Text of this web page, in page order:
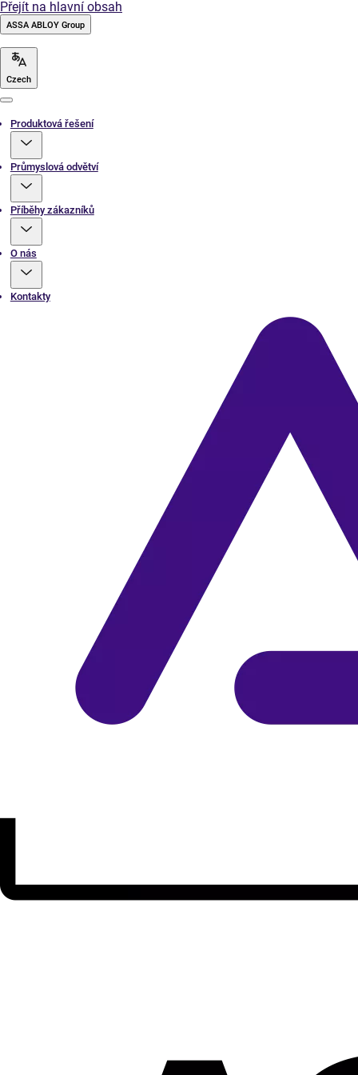
Přejít na hlavní obsah
ASSA ABLOY Group
Czech
Produktová řešení
Průmyslová odvětví
Příběhy zákazníků
O nás
Kontakty